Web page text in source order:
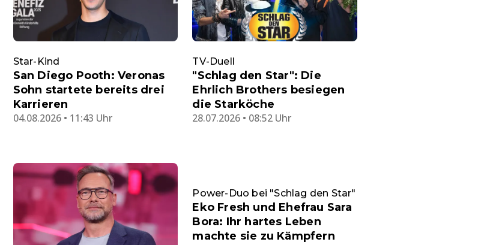
Star-Kind
San Diego Pooth: Veronas
Sohn startete bereits drei
Karrieren
04.08.2026 • 11:43 Uhr
TV-Duell
"Schlag den Star": Die
Ehrlich Brothers besiegen
die Starköche
28.07.2026 • 08:52 Uhr
Power-Duo bei "Schlag den Star"
Eko Fresh und Ehefrau Sara
Bora: Ihr hartes Leben
machte sie zu Kämpfern